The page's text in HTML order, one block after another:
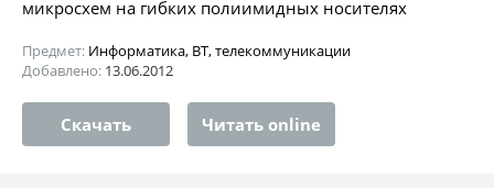
микросхем на гибких полиимидных носителях
Предмет: Информатика, ВТ, телекоммуникации
Добавлено: 13.06.2012
Скачать Читать online